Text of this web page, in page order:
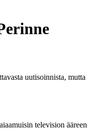
uutisoinnista,
television